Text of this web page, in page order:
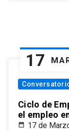
17
Ciclo de
el empleo
17 de